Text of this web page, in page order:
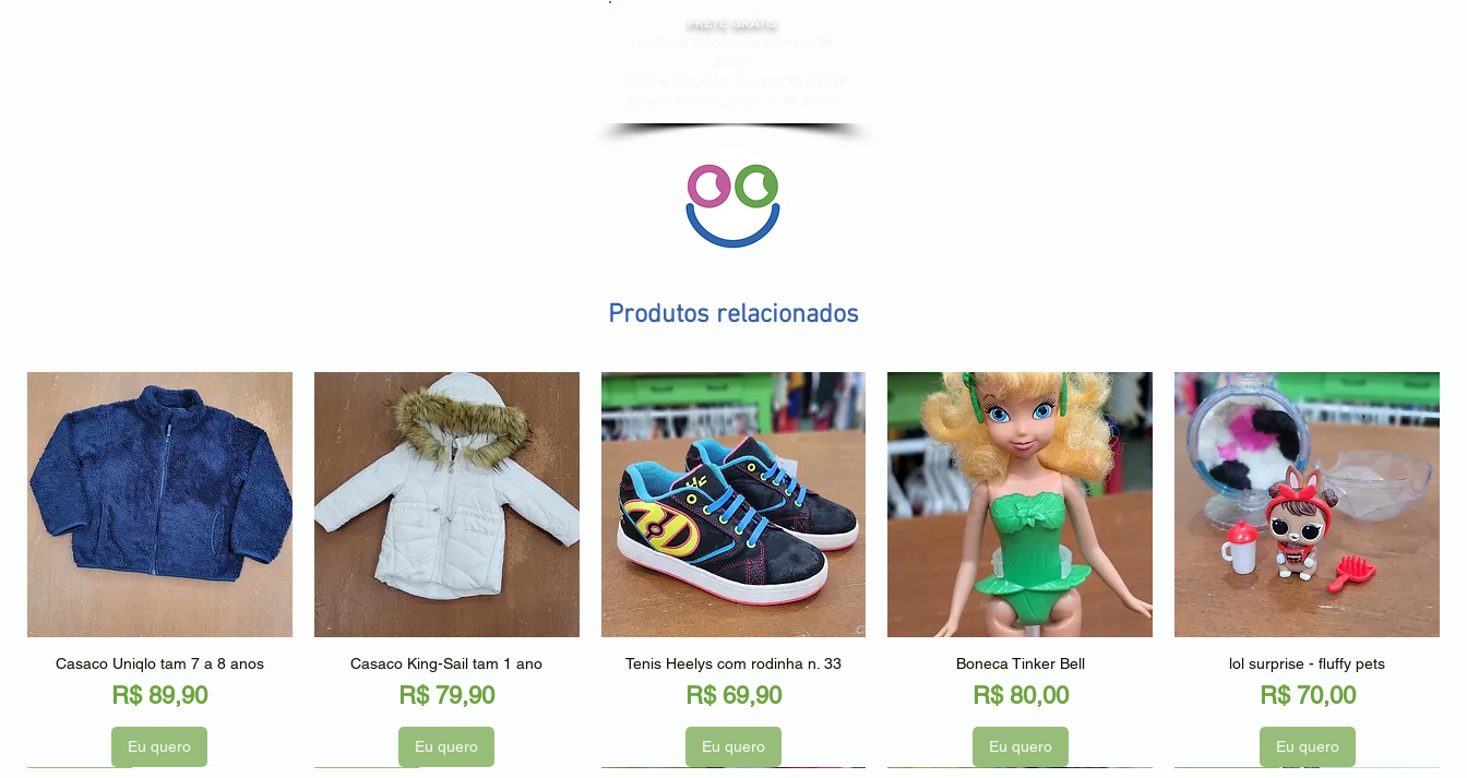
FRETE GRÁTIS
Produtos relacionados
Visualização rápida
Casaco Uniqlo tam 7 a 8 anos
Preço
R$ 89,90
Eu quero
Visualização rápida
Casaco King-Sail tam 1 ano
Preço
R$ 79,90
Eu quero
Visualização rápida
Tenis Heelys com rodinha n. 33
Preço
R$ 69,90
Eu quero
Visualização rápida
Boneca Tinker Bell
Preço
R$ 80,00
Eu quero
Visualização rápida
lol surprise - fluffy pets
Preço
R$ 70,00
Eu quero